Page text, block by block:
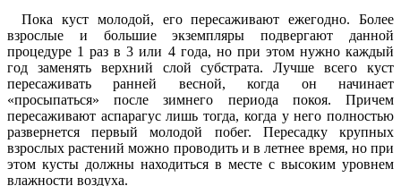
Пока куст молодой, его пересаживают ежегодно. Более
взрослые и большие экземпляры подвергают данной
процедуре 1 раз в 3 или 4 года, но при этом нужно каждый
год заменять верхний слой субстрата. Лучше всего куст
пересаживать ранней весной, когда он начинает
«просыпаться» после зимнего периода покоя. Причем
пересаживают аспарагус лишь тогда, когда у него полностью
развернется первый молодой побег. Пересадку крупных
взрослых растений можно проводить и в летнее время, но при
этом кусты должны находиться в месте с высоким уровнем
влажности воздуха.